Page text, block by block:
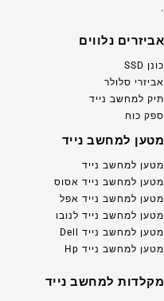
.
אביזרים נלווים
כונן SSD
אביזרי סלולר
תיק למחשב נייד
ספק כוח
מטען למחשב נייד
מטען למחשב נייד
מטען למחשב נייד אסוס
מטען למחשב נייד אפל
מטען למחשב נייד לנובו
מטען למחשב נייד Dell
מטען למחשב נייד Hp
מקלדות למחשב נייד